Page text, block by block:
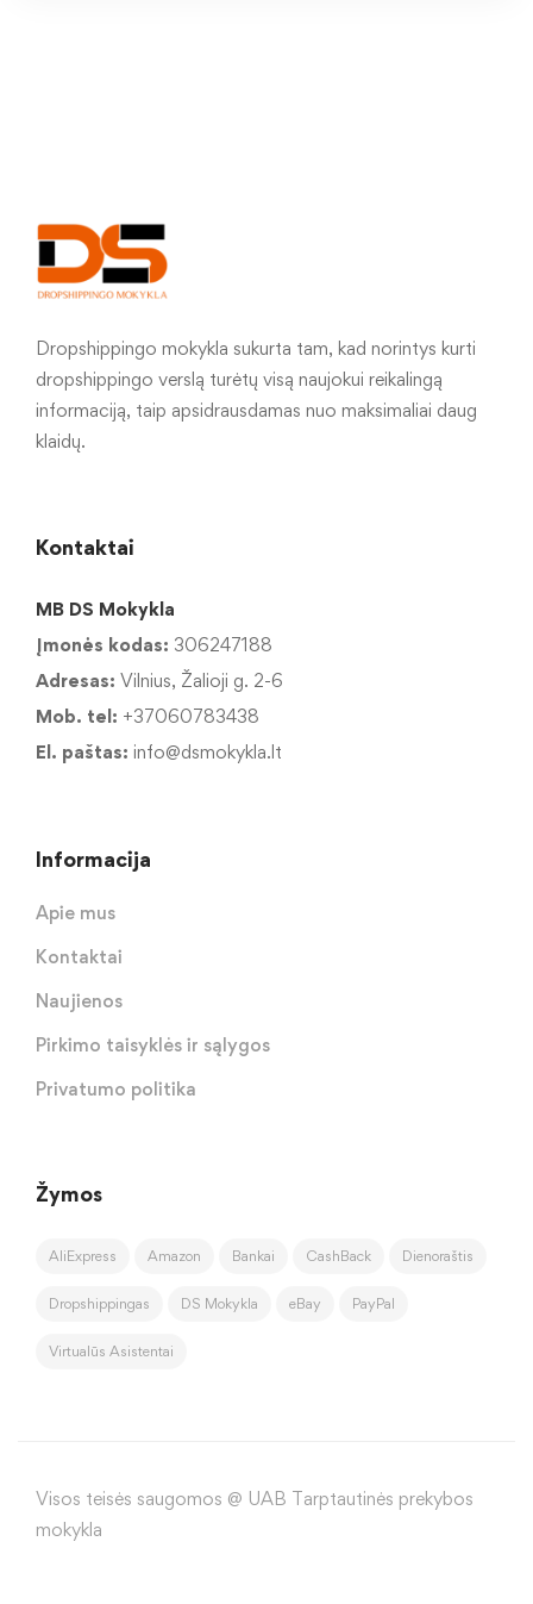
Dropshippingo mokykla sukurta tam, kad norintys kurti
dropshippingo verslą turėtų visą naujokui reikalingą
informaciją, taip apsidrausdamas nuo maksimaliai daug
klaidų.
Kontaktai
MB DS Mokykla
Įmonės kodas: 306247188
Adresas: Vilnius, Žalioji g. 2-6
Mob. tel: +37060783438
El. paštas: info@dsmokykla.lt
Informacija
Apie mus
Kontaktai
Naujienos
Pirkimo taisyklės ir sąlygos
Privatumo politika
Žymos
AliExpress Amazon Bankai CashBack Dienoraštis
Dropshippingas DS Mokykla eBay PayPal
Virtualūs Asistentai
Visos teisės saugomos @ UAB Tarptautinės prekybos
mokykla